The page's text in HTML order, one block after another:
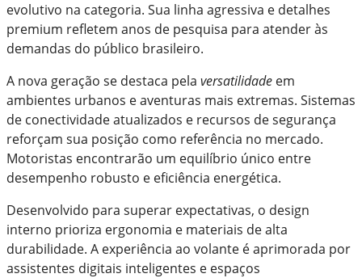
evolutivo na categoria. Sua linha agressiva e detalhes
premium refletem anos de pesquisa para atender às
demandas do público brasileiro.
A nova geração se destaca pela versatilidade em
ambientes urbanos e aventuras mais extremas. Sistemas
de conectividade atualizados e recursos de segurança
reforçam sua posição como referência no mercado.
Motoristas encontrarão um equilíbrio único entre
desempenho robusto e eficiência energética.
Desenvolvido para superar expectativas, o design
interno prioriza ergonomia e materiais de alta
durabilidade. A experiência ao volante é aprimorada por
assistentes digitais inteligentes e espaços